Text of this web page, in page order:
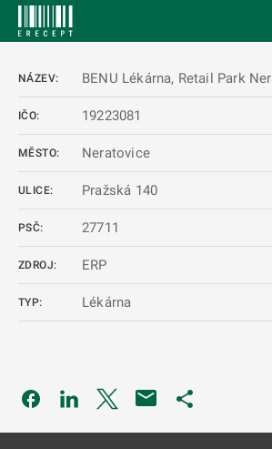
NÁZEV: BENU Lékárna, Retail Park
IČO: 19223081
MĚSTO: Neratovice
ULICE: Pražská 140
PSČ: 27711
ZDROJ: ERP
TYP: Lékárna
Odkaz se otevře na nové kartě
Odkaz se otevře na nové
Odkaz se otevře na